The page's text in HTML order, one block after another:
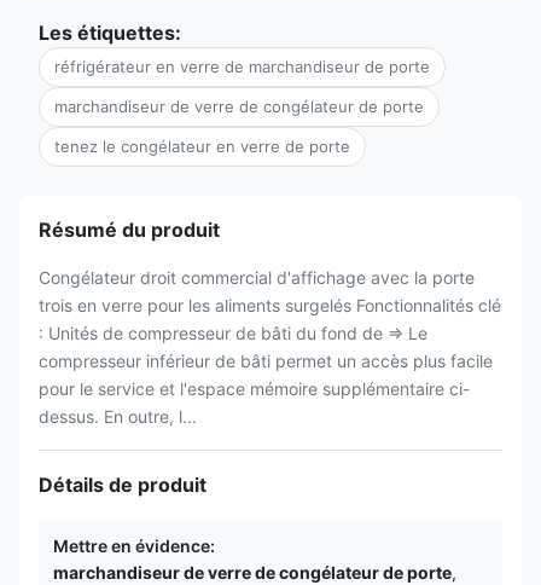
Les étiquettes:
réfrigérateur en verre de marchandiseur de porte
marchandiseur de verre de congélateur de porte
tenez le congélateur en verre de porte
Résumé du produit
Congélateur droit commercial d'affichage avec la porte
trois en verre pour les aliments surgelés Fonctionnalités clé
: Unités de compresseur de bâti du fond de ⇒ Le
compresseur inférieur de bâti permet un accès plus facile
pour le service et l'espace mémoire supplémentaire ci-
dessus. En outre, l...
Détails de produit
Mettre en évidence:
marchandiseur de verre de congélateur de porte,